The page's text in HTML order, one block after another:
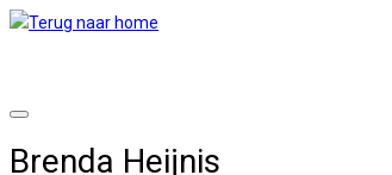
Skip
Brenda Heijnis